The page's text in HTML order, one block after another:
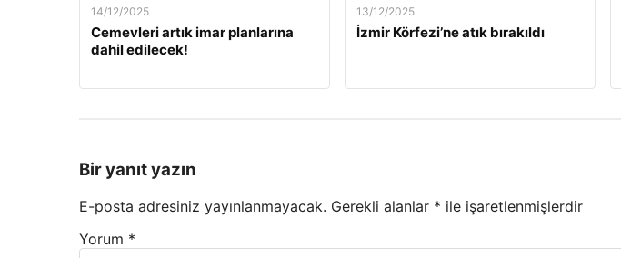
14/12/2025
Cemevleri artık imar planlarına
dahil edilecek!
13/12/2025
İzmir Körfezi’ne atık bırakıldı
Bir yanıt yazın
E-posta adresiniz yayınlanmayacak. Gerekli alanlar * ile işaretlenmişlerdir
Yorum *